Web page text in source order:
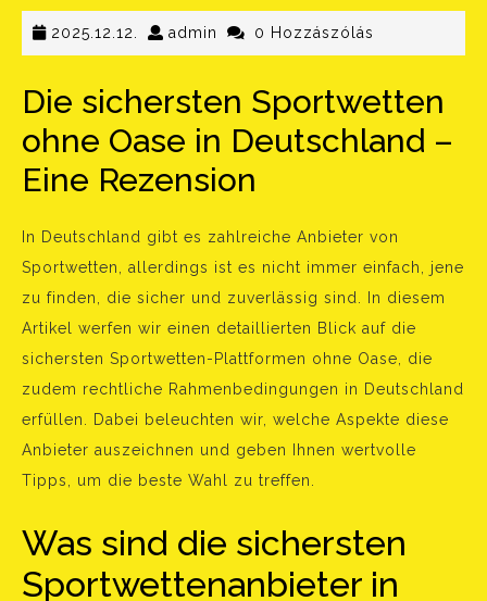
2025.12.12. 2025.12.12.
admin admin0 Hozzászólás
Die sichersten Sportwetten
ohne Oase in Deutschland –
Eine Rezension
In Deutschland gibt es zahlreiche Anbieter von
Sportwetten, allerdings ist es nicht immer einfach, jene
zu finden, die sicher und zuverlässig sind. In diesem
Artikel werfen wir einen detaillierten Blick auf die
sichersten Sportwetten-Plattformen ohne Oase, die
zudem rechtliche Rahmenbedingungen in Deutschland
erfüllen. Dabei beleuchten wir, welche Aspekte diese
Anbieter auszeichnen und geben Ihnen wertvolle
Tipps, um die beste Wahl zu treffen.
Was sind die sichersten
Sportwettenanbieter in